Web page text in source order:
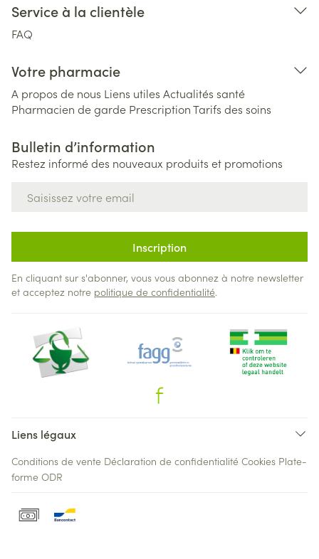
Service à la clientèle
FAQ
Votre pharmacie
A propos de nous Liens utiles Actualités santé
Pharmacien de garde PrescriptionTarifs des soins
Bulletin d’information
Restez informé des nouveaux produits et promotions
Inscription
En cliquant sur s'abonner, vous vous abonnez à notre newsletter
et acceptez notre politique de confidentialité.
Liens légaux
Conditions de vente Déclaration de confidentialité Cookies Plate-
forme ODR